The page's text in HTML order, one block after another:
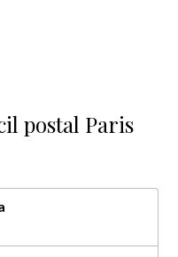
postal Paris